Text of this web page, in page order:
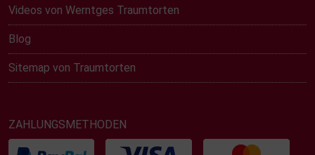
Videos von Werntges Traumtorten
Blog
Sitemap von Traumtorten
ZAHLUNGSMETHODEN